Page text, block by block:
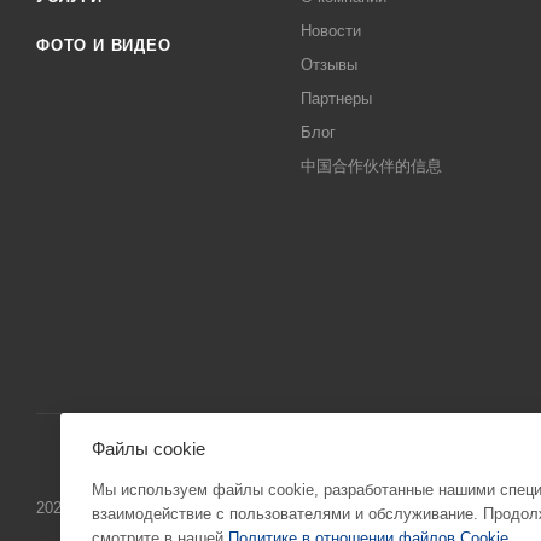
ФОТО И ВИДЕО
Новости
Отзывы
Партнеры
Блог
中国合作伙伴的信息
2026 © “ПК ХОЛОД” info@pkholod.ru Информация о товаре,
Файлы cookie
Мы используем файлы cookie, разработанные нашими
взаимодействие с пользователями и обслуживание.